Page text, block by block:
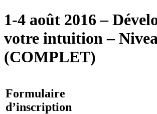
1-4 août 2016 –
votre intuition –
(COMPLET)
Formulaire
d’inscription